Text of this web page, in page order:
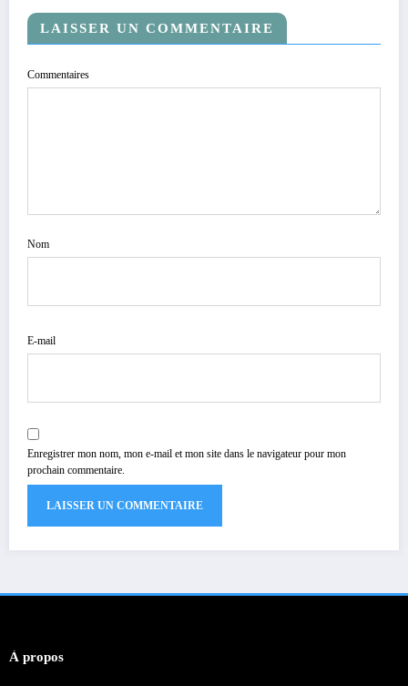
LAISSER UN COMMENTAIRE
Commentaires
Nom
E-mail
Enregistrer mon nom, mon e-mail et mon site dans le navigateur pour mon
prochain commentaire.
À propos